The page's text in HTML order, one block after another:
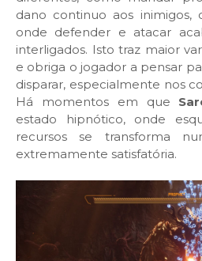
dano continuo aos inimigos,
onde defender e atacar
interligados. Isto traz maior
e obriga o jogador a pensar
disparar, especialmente nos
Há momentos em que
estado hipnótico, onde
recursos se transforma
extremamente satisfatória.